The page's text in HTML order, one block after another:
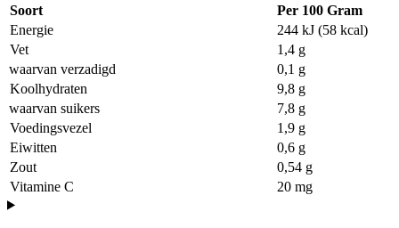
Soort
Per 100 Gram
Energie
244 kJ (58 kcal)
Vet
1,4 g
waarvan verzadigd
0,1 g
Koolhydraten
9,8 g
waarvan suikers
7,8 g
Voedingsvezel
1,9 g
Eiwitten
0,6 g
Zout
0,54 g
Vitamine C
20 mg